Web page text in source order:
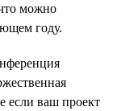
можно
году.
если ваш проект